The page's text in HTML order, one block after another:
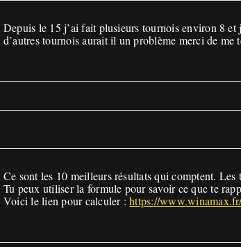
Depuis le 15 j’ai fait plusieurs tournois environ 8 et
d’autres tournois aurait il un problème merci de me
Ce sont les 10 meilleurs résultats qui comptent.
Tu peux utiliser la formule pour savoir ce que te
Voici le lien pour calculer :https://